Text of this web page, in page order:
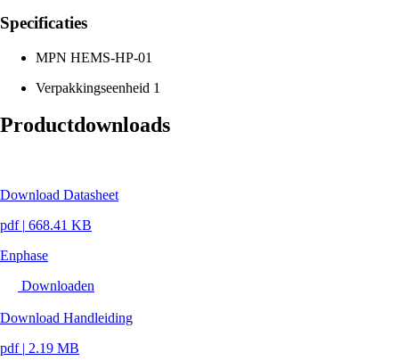
Specificaties
MPN HEMS-HP-01
Verpakkingseenheid 1
Productdownloads
Download Datasheet
pdf | 668.41 KB
Enphase
Downloaden
Download Handleiding
pdf | 2.19 MB